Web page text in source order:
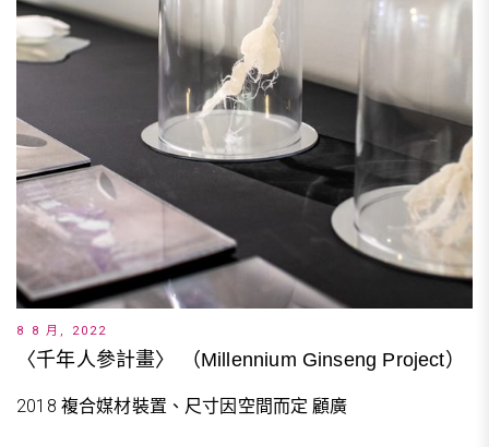
8 8 月, 2022
〈千年人參計畫〉 （Millennium Ginseng Project）
2018 複合媒材裝置、尺寸因空間而定 顧廣